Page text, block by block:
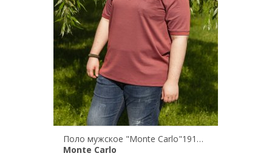
Поло мужское "Monte Carlo"191/84794/580
Monte Carlo